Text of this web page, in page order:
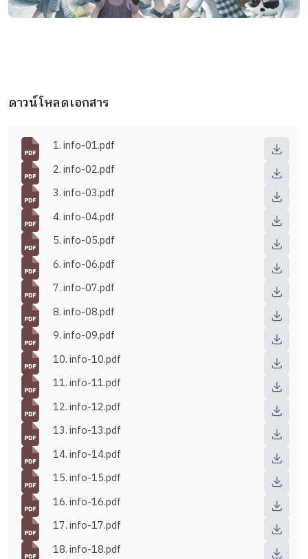
ดาวน์โหลดเอกสาร
1. info-01.pdf
2. info-02.pdf
3. info-03.pdf
4. info-04.pdf
5. info-05.pdf
6. info-06.pdf
7. info-07.pdf
8. info-08.pdf
9. info-09.pdf
10. info-10.pdf
11. info-11.pdf
12. info-12.pdf
13. info-13.pdf
14. info-14.pdf
15. info-15.pdf
16. info-16.pdf
17. info-17.pdf
18. info-18.pdf